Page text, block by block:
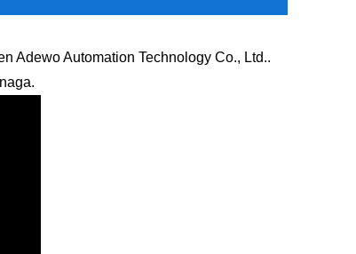
Adewo Automation Technology Co., Ltd..